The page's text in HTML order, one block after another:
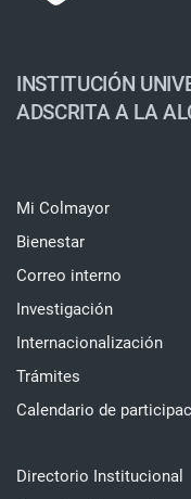
INSTITUCIÓN
ADSCRITA A LA
Mi Colmayor
Bienestar
Correo interno
Investigación
Internacionalización
Trámites
Calendario de
Directorio Institucional